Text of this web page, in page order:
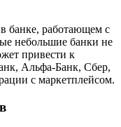
банке, работающем с
небольшие банки не
привести к
Альфа-Банк, Сбер,
с маркетплейсом.